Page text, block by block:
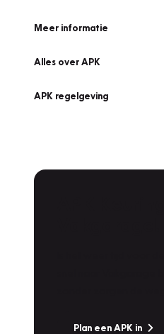
Meer informatie
Alles over APK
APK regelgeving
Plan een APK in